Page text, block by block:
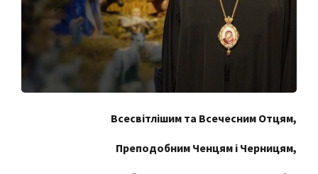
Всесвітлішим та Всечесним Отцям,
Преподобним Ченцям і Черницям,